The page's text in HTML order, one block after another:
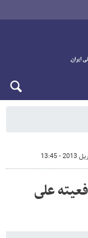
على